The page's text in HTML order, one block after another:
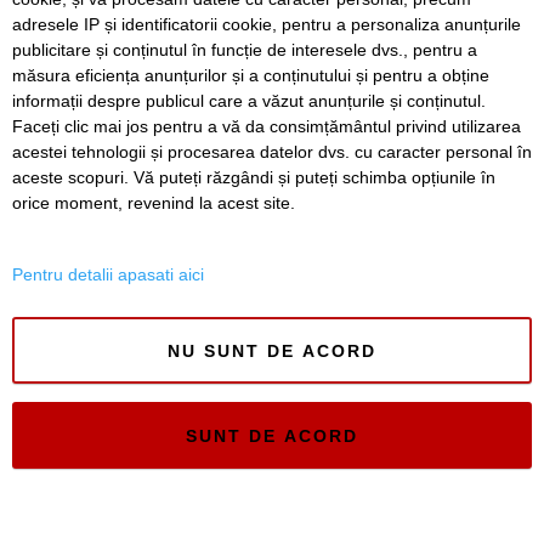
Doua rase de caini din Romania au fost
omologate si recunoscute oficial la Timisoara
Înapoi Înainte
SERVICII Redactia
Folosinta Cookie-urilor
Timiș Online
adresele IP și identificatorii cookie, pentru a personaliza anunțurile
publicitare și conținutul în funcție de interesele dvs., pentru a
măsura eficiența anunțurilor și a conținutului și pentru a obține
informații despre publicul care a văzut anunțurile și conținutul.
Faceți clic mai jos pentru a vă da consimțământul privind utilizarea
acestei tehnologii și procesarea datelor dvs. cu caracter personal în
aceste scopuri. Vă puteți răzgândi și puteți schimba opțiunile în
orice moment, revenind la acest site.
Pentru detalii apasati aici
NU SUNT DE ACORD
SUNT DE ACORD